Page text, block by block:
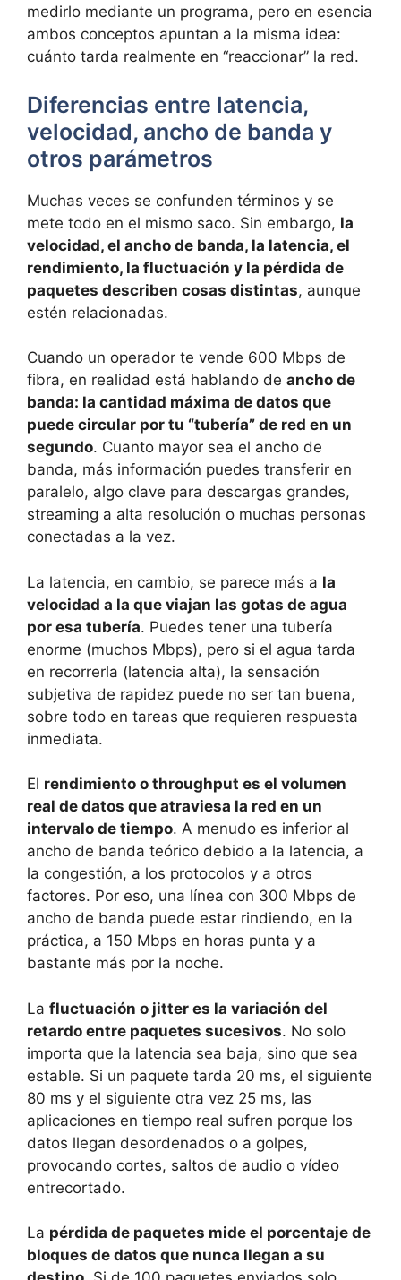
medirlo mediante un programa, pero en esencia
ambos conceptos apuntan a la misma idea:
cuánto tarda realmente en “reaccionar” la red.
Diferencias entre latencia,
velocidad, ancho de banda y
otros parámetros
Muchas veces se confunden términos y se
mete todo en el mismo saco. Sin embargo, la
velocidad, el ancho de banda, la latencia, el
rendimiento, la fluctuación y la pérdida de
paquetes describen cosas distintas, aunque
estén relacionadas.
Cuando un operador te vende 600 Mbps de
fibra, en realidad está hablando de ancho de
banda: la cantidad máxima de datos que
puede circular por tu “tubería” de red en un
segundo. Cuanto mayor sea el ancho de
banda, más información puedes transferir en
paralelo, algo clave para descargas grandes,
streaming a alta resolución o muchas personas
conectadas a la vez.
La latencia, en cambio, se parece más a la
velocidad a la que viajan las gotas de agua
por esa tubería. Puedes tener una tubería
enorme (muchos Mbps), pero si el agua tarda
en recorrerla (latencia alta), la sensación
subjetiva de rapidez puede no ser tan buena,
sobre todo en tareas que requieren respuesta
inmediata.
El rendimiento o throughput es el volumen
real de datos que atraviesa la red en un
intervalo de tiempo. A menudo es inferior al
ancho de banda teórico debido a la latencia, a
la congestión, a los protocolos y a otros
factores. Por eso, una línea con 300 Mbps de
ancho de banda puede estar rindiendo, en la
práctica, a 150 Mbps en horas punta y a
bastante más por la noche.
La fluctuación o jitter es la variación del
retardo entre paquetes sucesivos. No solo
importa que la latencia sea baja, sino que sea
estable. Si un paquete tarda 20 ms, el siguiente
80 ms y el siguiente otra vez 25 ms, las
aplicaciones en tiempo real sufren porque los
datos llegan desordenados o a golpes,
provocando cortes, saltos de audio o vídeo
entrecortado.
La pérdida de paquetes mide el porcentaje de
bloques de datos que nunca llegan a su